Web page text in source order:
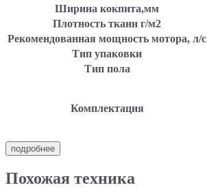
Ширина кокпита,мм
Плотность ткани г/м2
Рекомендованная мощность мотора, л/с
Тип упаковки
Тип пола
Комплектация
подробнее
Похожая техника